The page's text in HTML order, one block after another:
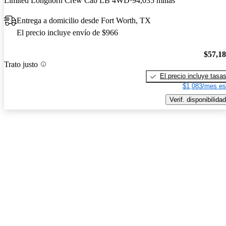
Entrega a domicilio desde Fort Worth, TX
El precio incluye envío de $966
Trato justo
El precio incluye tasas
$1,083/mes
Verif. disponibilidad